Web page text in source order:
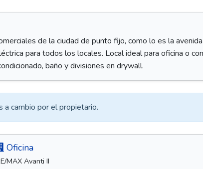
de la ciudad de punto fijo, como lo es la
para todos los locales. Local ideal para oficina o
baño y divisiones en drywall.
cambio por el propietario.
Oficina
MAX Avanti II